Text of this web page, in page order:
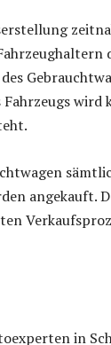
angekauft.
in